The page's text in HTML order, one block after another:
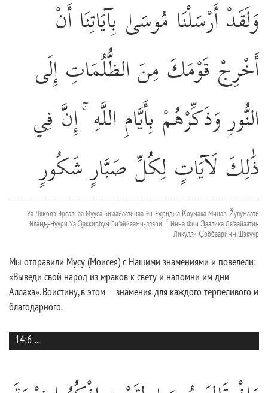
وَلَقَدْ أَرْسَلْنَا مُوسَىٰ بِآيَاتِنَا أَنْ
أَخْرِجْ قَوْمَكَ مِنَ الظُّلُمَاتِ إِلَى
النُّورِ وَذَكِّرْهُمْ بِأَيَّامِ اللَّهِ ۚ إِنَّ فِي
ذَٰلِكَ لَآيَاتٍ لِكُلِّ صَبَّارٍ شَكُورٍ
Уа Ляк̣одэ Эрсалнаа Муусá Би'аайаатинаа Эн Эх̮риджа К̣оумака Миназ̣-Žулумаати
'Илáңң-Нуури Уа З̱аккирhум Би'аййаами-лляhи ۚ 'Инна Фии З̱аалика Ля'аайаатин
Ликулли С̣оббаариңң Шэкуур
Мы отправили Мусу (Моисея) с Нашими знамениями и повелели:
«Выведи свой народ из мраков к свету и напомни им дни
Аллаха». Воистину, в этом — знамения для каждого терпеливого и
благодарного.
14:6 ...